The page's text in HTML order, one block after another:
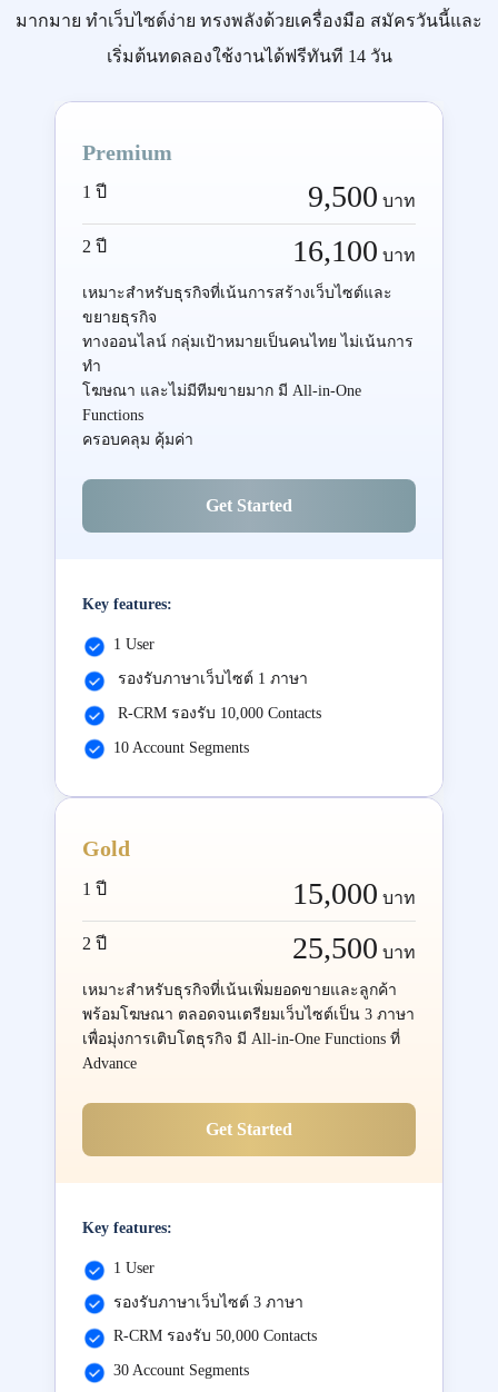
มากมาย ทำเว็บไซต์ง่าย ทรงพลังด้วยเครื่องมือ สมัครวันนี้และ
เริ่มต้นทดลองใช้งานได้ฟรีทันที 14 วัน
Premium
1 ปี 9,500 บาท
2 ปี 16,100 บาท
เหมาะสำหรับธุรกิจที่เน้นการสร้างเว็บไซต์และ
ขยายธุรกิจ
ทางออนไลน์ กลุ่มเป้าหมายเป็นคนไทย ไม่เน้นการ
ทำ
โฆษณา และไม่มีทีมขายมาก มี All-in-One
Functions
ครอบคลุม คุ้มค่า
Get Started
Key features:
1 User
รองรับภาษาเว็บไซต์ 1 ภาษา
R-CRM รองรับ 10,000 Contacts
10 Account Segments
Gold
1 ปี 15,000 บาท
2 ปี 25,500 บาท
เหมาะสำหรับธุรกิจที่เน้นเพิ่มยอดขายและลูกค้า
พร้อมโฆษณา ตลอดจนเตรียมเว็บไซต์เป็น 3 ภาษา
เพื่อมุ่งการเติบโตธุรกิจ มี All-in-One Functions ที่
Advance
Get Started
Key features:
1 User
รองรับภาษาเว็บไซต์ 3 ภาษา
R-CRM รองรับ 50,000 Contacts
30 Account Segments